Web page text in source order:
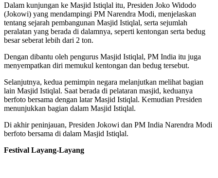
Dalam kunjungan ke Masjid Istiqlal itu, Presiden Joko Widodo
(Jokowi) yang mendampingi PM Narendra Modi, menjelaskan
tentang sejarah pembangunan Masjid Istiqlal, serta sejumlah
peralatan yang berada di dalamnya, seperti kentongan serta bedug
besar seberat lebih dari 2 ton.
Dengan dibantu oleh pengurus Masjid Istiqlal, PM India itu juga
menyempatkan diri memukul kentongan dan bedug tersebut.
Selanjutnya, kedua pemimpin negara melanjutkan melihat bagian
lain Masjid Istiqlal. Saat berada di pelataran masjid, keduanya
berfoto bersama dengan latar Masjid Istiqlal. Kemudian Presiden
menunjukkan bagian dalam Masjid Istiqlal.
Di akhir peninjauan, Presiden Jokowi dan PM India Narendra Modi
berfoto bersama di dalam Masjid Istiqlal.
Festival Layang-Layang